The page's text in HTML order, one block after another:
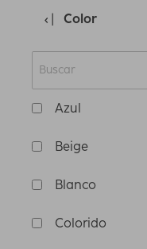
Color
Azul
Beige
Blanco
Colorido